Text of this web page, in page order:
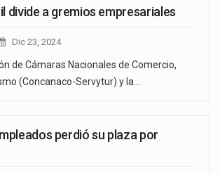
divide a gremios empresariales
Dic 23, 2024
de Cámaras Nacionales de Comercio,
(Concanaco-Servytur) y la…
perdió su plaza por